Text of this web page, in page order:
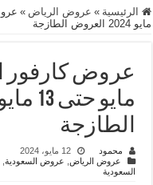
الرئيسية » عروض الرياض »
مايو 2024 العروض الطازجة
الطازجة
محمود
12 مايو، 2024
عروض الرياض, عروض السعودية,
السعودية